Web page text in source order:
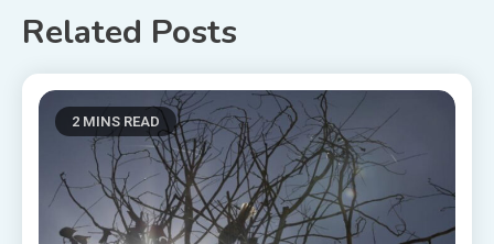
Related Posts
2 MINS READ